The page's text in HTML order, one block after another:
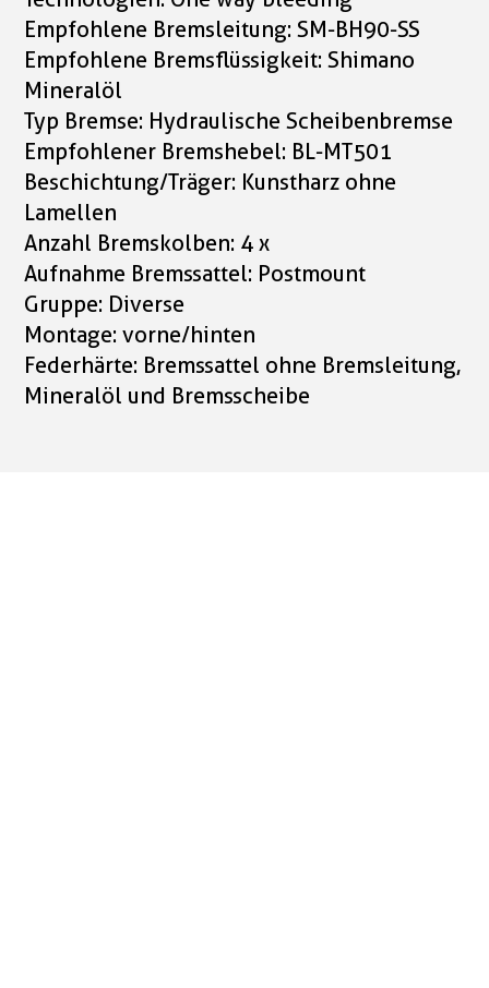
Empfohlene Bremsleitung: SM-BH90-SS
Empfohlene Bremsflüssigkeit: Shimano
Mineralöl
Typ Bremse: Hydraulische Scheibenbremse
Empfohlener Bremshebel: BL-MT501
Beschichtung/Träger: Kunstharz ohne
Lamellen
Anzahl Bremskolben: 4 x
Aufnahme Bremssattel: Postmount
Gruppe: Diverse
Montage: vorne/hinten
Federhärte: Bremssattel ohne Bremsleitung,
Mineralöl und Bremsscheibe